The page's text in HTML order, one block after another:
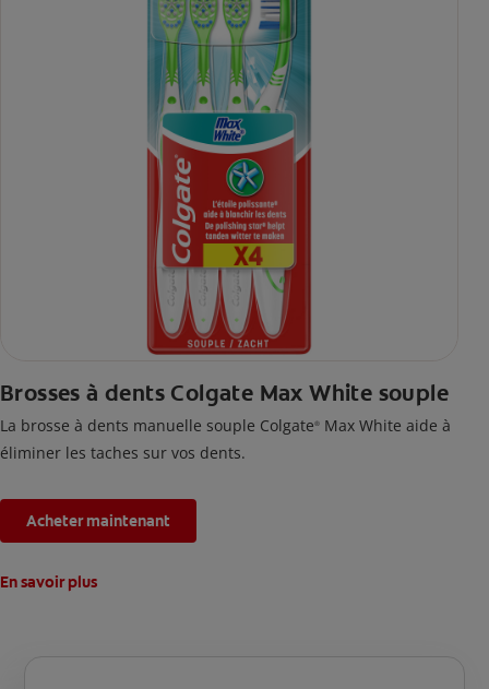
Brosses à dents Colgate Max White souple
La brosse à dents manuelle souple Colgate® Max White aide à
éliminer les taches sur vos dents.
Acheter maintenant
En savoir plus